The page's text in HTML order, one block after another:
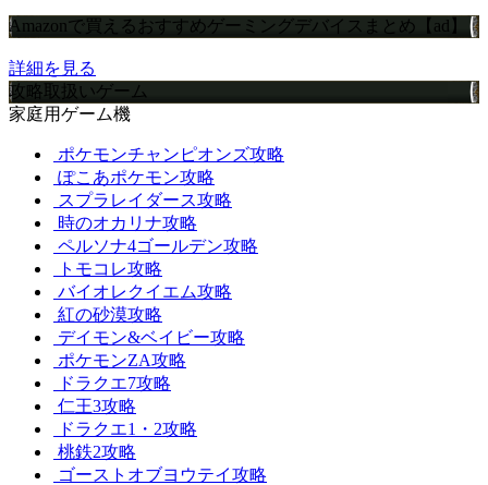
Amazonで買えるおすすめゲーミングデバイスまとめ【ad】
詳細を見る
攻略取扱いゲーム
家庭用ゲーム機
ポケモンチャンピオンズ攻略
ぽこあポケモン攻略
スプラレイダース攻略
時のオカリナ攻略
ペルソナ4ゴールデン攻略
トモコレ攻略
バイオレクイエム攻略
紅の砂漠攻略
デイモン&ベイビー攻略
ポケモンZA攻略
ドラクエ7攻略
仁王3攻略
ドラクエ1・2攻略
桃鉄2攻略
ゴーストオブヨウテイ攻略